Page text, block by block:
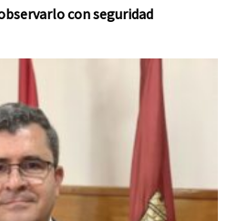
con seguridad